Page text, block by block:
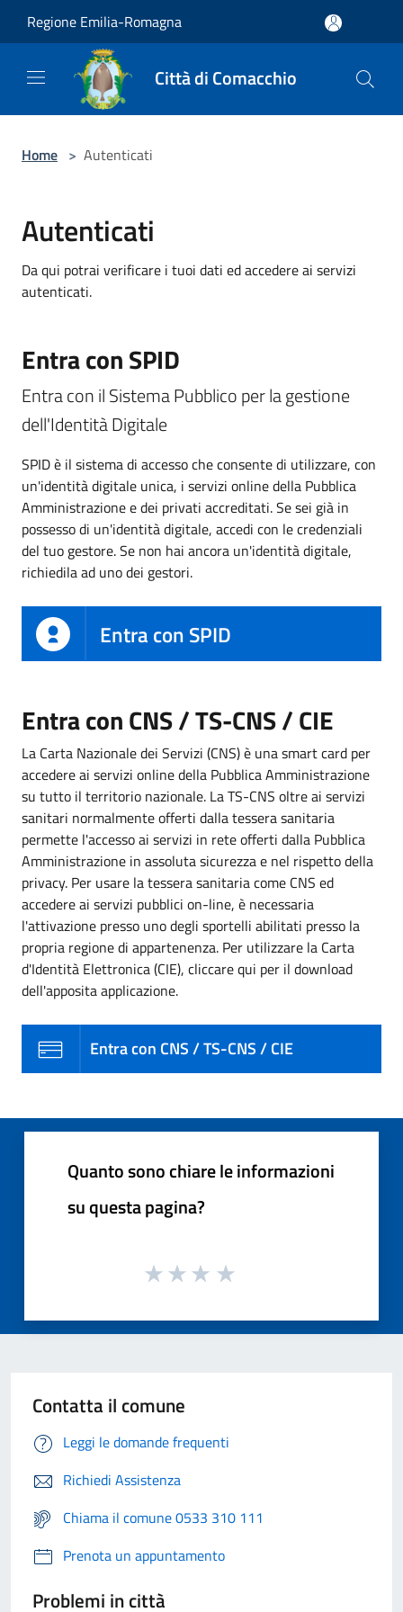
Regione Emilia-Romagna
Città di Comacchio
Home > Autenticati
Autenticati
Da qui potrai verificare i tuoi dati ed accedere ai servizi
autenticati.
Entra con SPID
Entra con il Sistema Pubblico per la gestione
dell'Identità Digitale
SPID è il sistema di accesso che consente di utilizzare, con
un'identità digitale unica, i servizi online della Pubblica
Amministrazione e dei privati accreditati. Se sei già in
possesso di un'identità digitale, accedi con le credenziali
del tuo gestore. Se non hai ancora un'identità digitale,
richiedila ad uno dei gestori.
Entra con SPID
Entra con CNS / TS-CNS / CIE
La Carta Nazionale dei Servizi (CNS) è una smart card per
accedere ai servizi online della Pubblica Amministrazione
su tutto il territorio nazionale. La TS-CNS oltre ai servizi
sanitari normalmente offerti dalla tessera sanitaria
permette l'accesso ai servizi in rete offerti dalla Pubblica
Amministrazione in assoluta sicurezza e nel rispetto della
privacy. Per usare la tessera sanitaria come CNS ed
accedere ai servizi pubblici on-line, è necessaria
l'attivazione presso uno degli sportelli abilitati presso la
propria regione di appartenenza. Per utilizzare la Carta
d'Identità Elettronica (CIE), cliccare qui per il download
dell'apposita applicazione.
Entra con CNS / TS-CNS / CIE
Quanto sono chiare le informazioni
su questa pagina?
Contatta il comune
Leggi le domande frequenti
Richiedi Assistenza
Chiama il comune 0533 310 111
Prenota un appuntamento
Problemi in città